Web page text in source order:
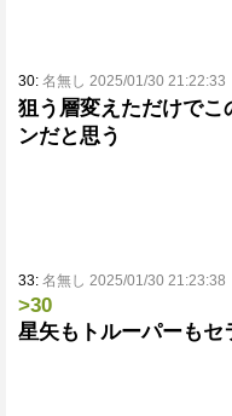
30: 名無し 2025/01/30 21:22:33
狙う層変えただけで
ンだと思う
33: 名無し 2025/01/30 21:23:38
>30
星矢もトルーパーも